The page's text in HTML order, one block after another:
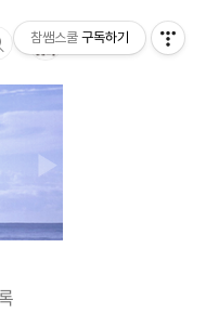
▶
참쌤스쿨 구독하기